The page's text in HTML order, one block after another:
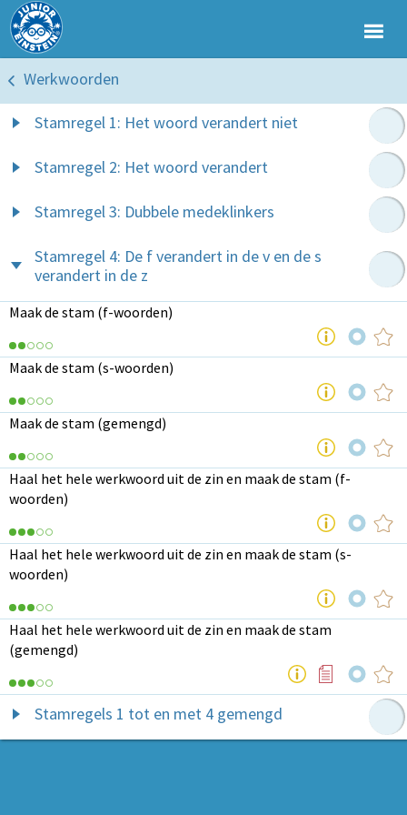
Werkwoorden
Stamregel 1: Het woord verandert niet
Stamregel 2: Het woord verandert
Stamregel 3: Dubbele medeklinkers
Stamregel 4: De f verandert in de v en de s
verandert in de z
Maak de stam (f-woorden)
Maak de stam (s-woorden)
Maak de stam (gemengd)
Haal het hele werkwoord uit de zin en maak de stam (f-
woorden)
Haal het hele werkwoord uit de zin en maak de stam (s-
woorden)
Haal het hele werkwoord uit de zin en maak de stam
(gemengd)
Stamregels 1 tot en met 4 gemengd